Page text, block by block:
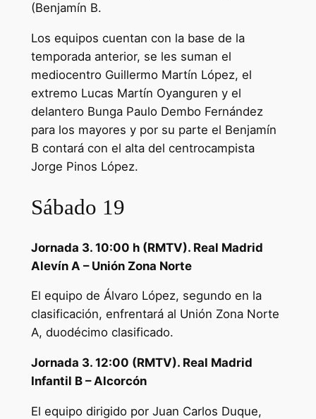
(Benjamín B.
Los equipos cuentan con la base de la
temporada anterior, se les suman el
mediocentro Guillermo Martín López, el
extremo Lucas Martín Oyanguren y el
delantero Bunga Paulo Dembo Fernández
para los mayores y por su parte el Benjamín
B contará con el alta del centrocampista
Jorge Pinos López.
Sábado 19
Jornada 3. 10:00 h (RMTV). Real Madrid
Alevín A – Unión Zona Norte
El equipo de Álvaro López, segundo en la
clasificación, enfrentará al Unión Zona Norte
A, duodécimo clasificado.
Jornada 3. 12:00 (RMTV). Real Madrid
Infantil B – Alcorcón
El equipo dirigido por Juan Carlos Duque,